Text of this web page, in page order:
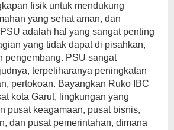
fisik untuk mendukung
yang sehat aman, dan
adalah hal yang sangat penting
yang tidak dapat di pisahkan,
pengembang. PSU sangat
terpeliharanya peningkatan
pertokoan. Bayangkan Ruko IBC
kota Garut, lingkungan yang
pusat keagamaan, pusat bisnis,
dan pusat pemerintahan, dimana